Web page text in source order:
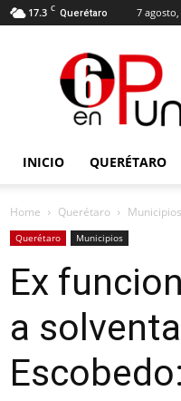
17.3 C Querétaro 7 agosto,
INICIO QUERÉTARO
Home Querétaro Municipios
Querétaro Municipios
Ex
a